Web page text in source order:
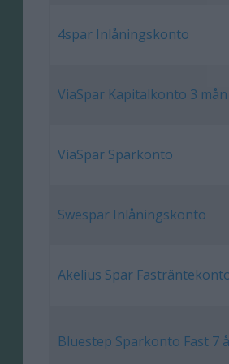
4spar Inlåningskonto
ViaSpar Kapitalkonto 3 mån
ViaSpar Sparkonto
Swespar Inlåningskonto
Akelius Spar
Bluestep Sparkonto Fast 7